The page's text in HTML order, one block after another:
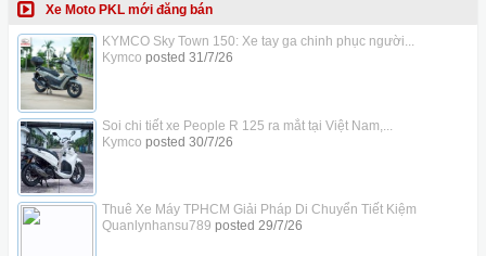
Xe Moto PKL mới đăng bán
KYMCO Sky Town 150: Xe tay ga chinh phục người...
Kymco posted 31/7/26
Soi chi tiết xe People R 125 ra mắt tại Việt Nam,...
Kymco posted 30/7/26
Thuê Xe Máy TPHCM Giải Pháp Di Chuyển Tiết Kiệm
Quanlynhansu789 posted 29/7/26